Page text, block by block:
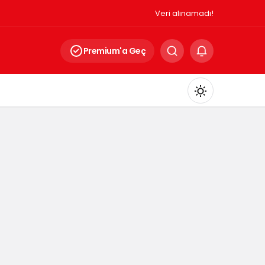
Veri alınamadı!
Premium'a Geç
Mod